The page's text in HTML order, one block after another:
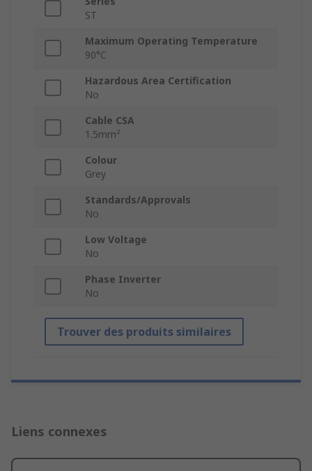
ST
Maximum Operating Temperature
90°C
Hazardous Area Certification
No
Cable CSA
1.5mm²
Colour
Grey
Standards/Approvals
No
Low Voltage
No
Phase Inverter
No
Trouver des produits similaires
Liens connexes